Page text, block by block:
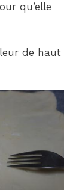
qu’elle
de haut